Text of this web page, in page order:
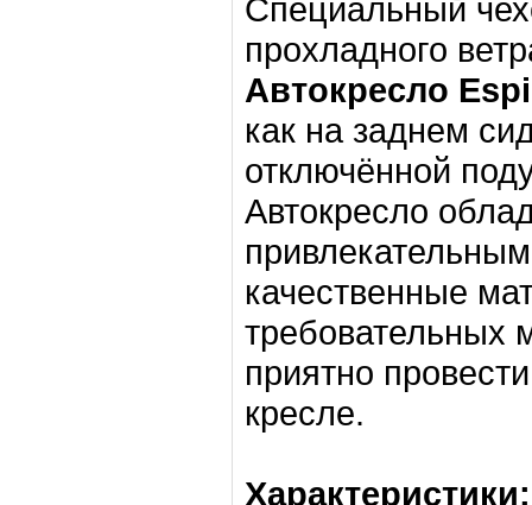
Специальный
прохладного
Автокресло
как на заднем
отключённой
Автокресло
качественные
требовательных
приятно
кресле.
Характеристики: